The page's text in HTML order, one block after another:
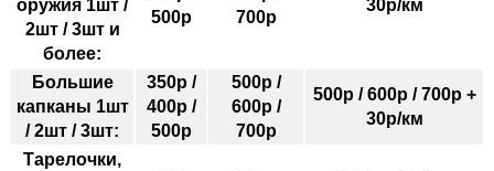
оружия 1шт /
2шт / 3шт и
более:
500р
700р
30р/км
Большие
капканы 1шт
/ 2шт / 3шт:
350р /
400р /
500р
500р /
600р /
700р
500р / 600р / 700р +
30р/км
Тарелочки,